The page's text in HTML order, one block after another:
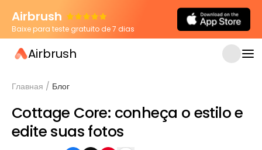
Airbrush
Baixe para teste gratuito de 7 dias
Airbrush
Главная / Блог
Cottage Core: conheça o estilo e
edite suas fotos